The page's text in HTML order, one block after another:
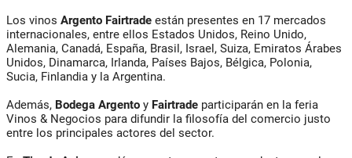
Los vinos Argento Fairtrade están presentes en 17 mercados
internacionales, entre ellos Estados Unidos, Reino Unido,
Alemania, Canadá, España, Brasil, Israel, Suiza, Emiratos Árabes
Unidos, Dinamarca, Irlanda, Países Bajos, Bélgica, Polonia,
Sucia, Finlandia y la Argentina.
Además, Bodega Argento y Fairtrade participarán en la feria
Vinos & Negocios para difundir la filosofía del comercio justo
entre los principales actores del sector.